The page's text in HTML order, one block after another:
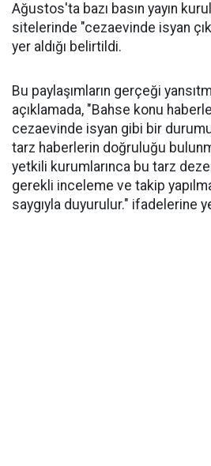
Ağustos'ta bazı basın yayın
sitelerinde "cezaevinde isyan
yer aldığı belirtildi.
Bu paylaşımların gerçeği
açıklamada, "Bahse konu
cezaevinde isyan gibi bir
tarz haberlerin doğruluğu
yetkili kurumlarınca bu tarz
gerekli inceleme ve takip
saygıyla duyurulur." ifadelerine